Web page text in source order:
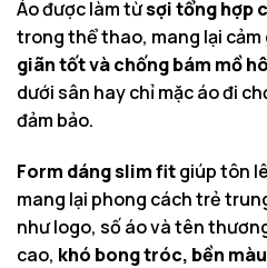
Áo được làm từsợi tổng hợp
trong thể thao, mang lại cảm
giãn tốt và chống bám mồ
dưới sân hay chỉ mặc áo đi
đảm bảo.
Form dáng slim fitgiúp tôn
mang lại phong cách trẻ
như logo, số áo và tên
cao, khó bong tróc, bền màu